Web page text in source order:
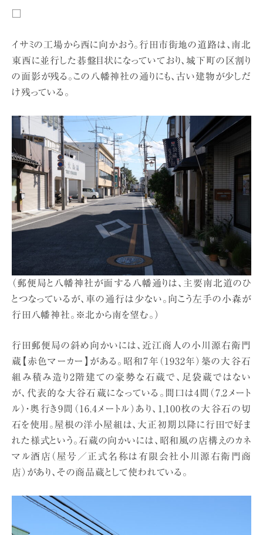
イサミの工場から西に向かおう。行田市街地の道路は、南北
東西に並行した碁盤目状になっていており、城下町の区割り
の面影が残る。この八幡神社の通りにも、古い建物が少しだ
け残っている。
（郵便局と八幡神社が面する八幡通りは、主要南北道のひ
とつなっているが、車の通行は少ない。向こう左手の小森が
行田八幡神社。※北から南を望む。）
行田郵便局の斜め向かいには、近江商人の小川源右衛門
蔵【赤色マーカー】がある。昭和7年（1932年）築の大谷石
組み積み造り2階建ての豪勢な石蔵で、足袋蔵ではない
が、代表的な大谷石蔵になっている。間口は4間（7.2メート
ル）・奥行き9間（16.4メートル）あり、1,100枚の大谷石の切
石を使用。屋根の洋小屋組は、大正初期以降に行田で好ま
れた様式という。石蔵の向かいには、昭和風の店構えのカネ
マル酒店（屋号／正式名称は有限会社小川源右衛門商
店）があり、その商品蔵として使われている。